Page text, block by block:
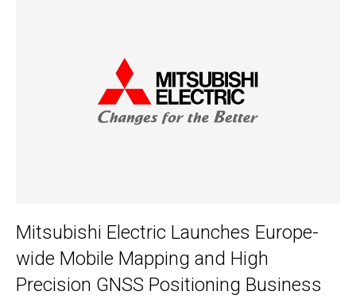
Mitsubishi Electric Launches Europe-
wide Mobile Mapping and High
Precision GNSS Positioning Business